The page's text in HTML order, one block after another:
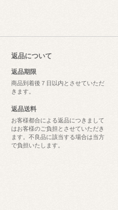
返品について
返品期限
商品到着後７日以内とさせていただ
きます。
返品送料
お客様都合による返品につきまして
はお客様のご負担とさせていただき
ます。不良品に該当する場合は当方
で負担いたします。